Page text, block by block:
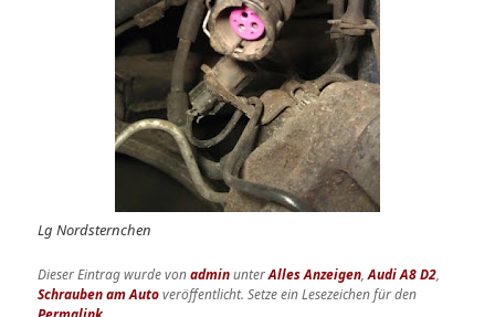
Lg Nordsternchen
Dieser Eintrag wurde vonadminunterAlles Anzeigen,Audi A8 D2,
Schrauben am Autoveröffentlicht. Setze ein Lesezeichen für den